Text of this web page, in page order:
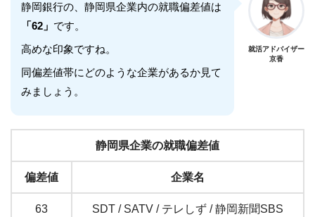
静岡銀行の、静岡県企業内の就職偏差値は
「62」 です。
高めな印象ですね。
同偏差値帯にどのような企業があるか見て
みましょう。
就活アドバイザー
京香
静岡県企業の就職偏差値
偏差値 企業名
63 SDT / SATV / テレしず / 静岡新聞SBS